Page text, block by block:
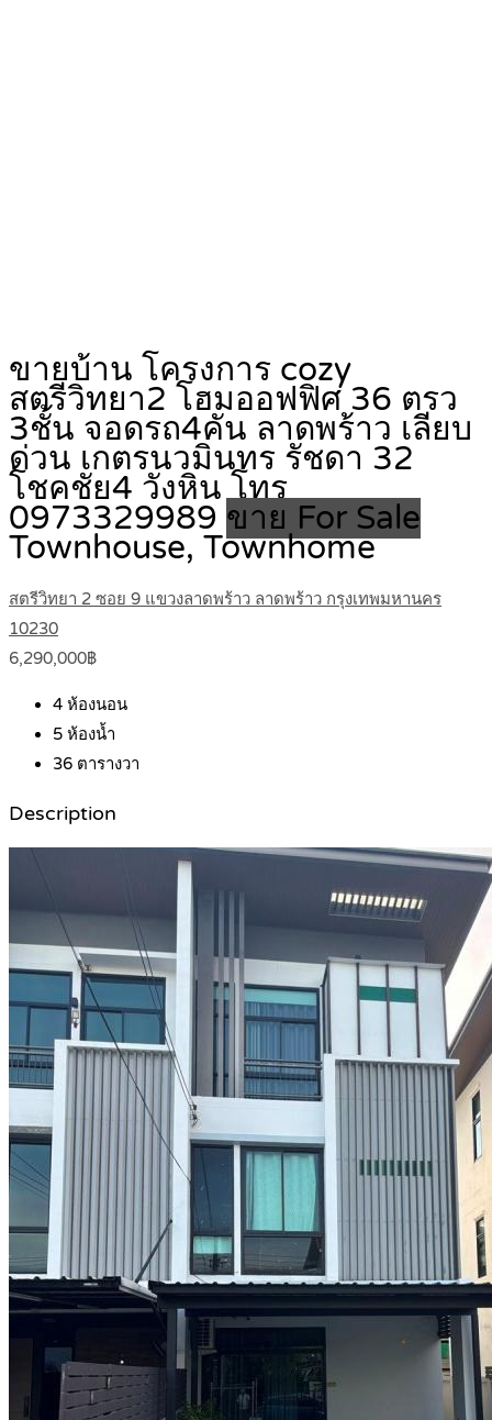
ขายบ้าน โครงการ cozy
สตรีวิทยา2 โฮมออฟฟิศ 36 ตรว
3ชั้น จอดรถ4คัน ลาดพร้าว เลียบ
ด่วน เกตรนวมินทร รัชดา 32
โชคชัย4 วังหิน โทร
0973329989 ขาย For Sale
Townhouse, Townhome
สตรีวิทยา 2 ซอย 9 แขวงลาดพร้าว ลาดพร้าว กรุงเทพมหานคร
10230
6,290,000฿
4 ห้องนอน
5 ห้องน้ำ
36 ตารางวา
Description